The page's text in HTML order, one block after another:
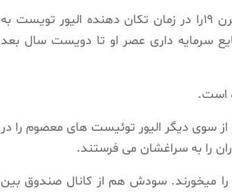
زمانی که چارلز دیکنز زندگی فلاکت بار کودکان در انگلیس قرن ۱۹را در زمان تکان دهنده الیور تویست به
سرمایه داری عصر او تا دویست سال بعد
است.
سوی دیگر الیور توئیست های معصوم را در
را به سراغشان می فرستند.
را میخورند. سودش هم از کانال صندوق بین